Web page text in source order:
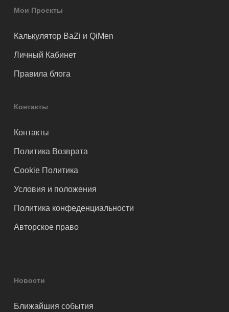
Мои Проекты
Калькулятор BaZi и QiMen
Личный Кабинет
Правила блога
Контакты
Контакты
Политика Возврата
Cookie Политика
Условия и положения
Политика конфеденциальности
Авторское право
Новости
Ближайшия события